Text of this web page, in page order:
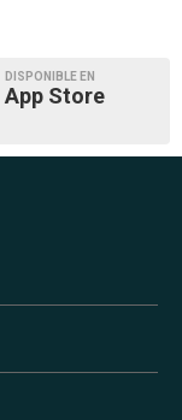
DISPONIBLE EN
App Store